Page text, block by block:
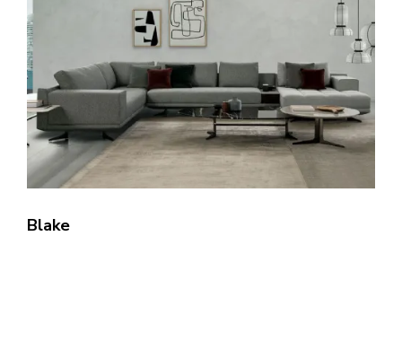
Blake